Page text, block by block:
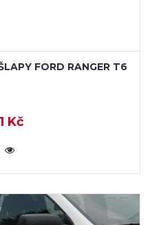
FORD RANGER T6
Kč